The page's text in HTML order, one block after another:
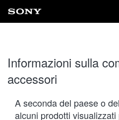
Informazioni sulla
accessori
A seconda del paese o
alcuni prodotti